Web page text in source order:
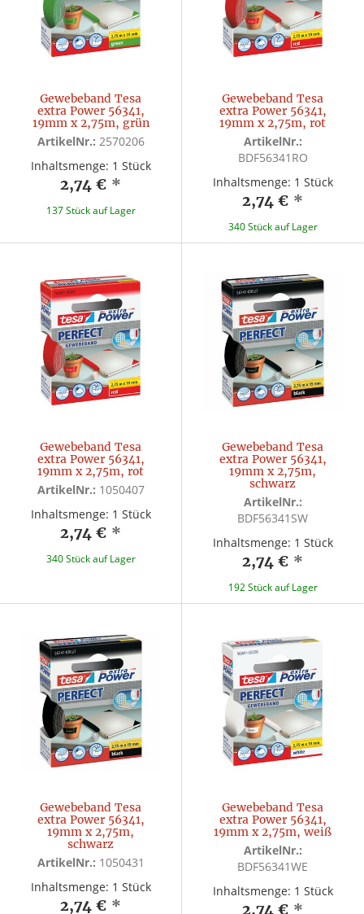
Gewebeband Tesa
extra Power 56341,
19mm x 2,75m, grün
ArtikelNr.: 2570206
Inhaltsmenge: 1 Stück
2,74 € *
137 Stück auf Lager
Gewebeband Tesa
extra Power 56341,
19mm x 2,75m, rot
ArtikelNr.:
BDF56341RO
Inhaltsmenge: 1 Stück
2,74 € *
340 Stück auf Lager
Gewebeband Tesa
extra Power 56341,
19mm x 2,75m, rot
ArtikelNr.: 1050407
Inhaltsmenge: 1 Stück
2,74 € *
340 Stück auf Lager
Gewebeband Tesa
extra Power 56341,
19mm x 2,75m,
schwarz
ArtikelNr.:
BDF56341SW
Inhaltsmenge: 1 Stück
2,74 € *
192 Stück auf Lager
Gewebeband Tesa
extra Power 56341,
19mm x 2,75m,
schwarz
ArtikelNr.: 1050431
Inhaltsmenge: 1 Stück
2,74 € *
Gewebeband Tesa
extra Power 56341,
19mm x 2,75m, weiß
ArtikelNr.:
BDF56341WE
Inhaltsmenge: 1 Stück
2,74 € *